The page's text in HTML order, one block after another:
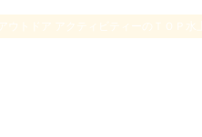
ウトドア アクティビティーのＴＯＰ水上